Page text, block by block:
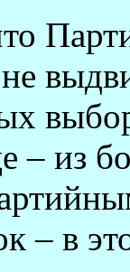
– из
– в